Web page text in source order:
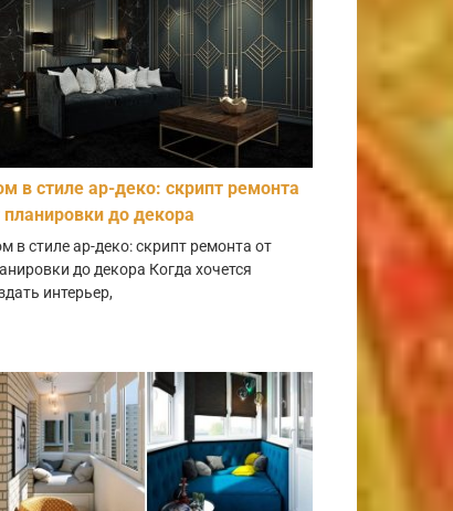
в стиле ар-деко: скрипт ремонта
планировки до декора
в стиле ар-деко: скрипт ремонта от
до декора Когда хочется
интерьер,